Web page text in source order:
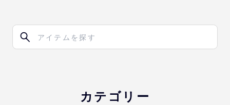
カテゴリー